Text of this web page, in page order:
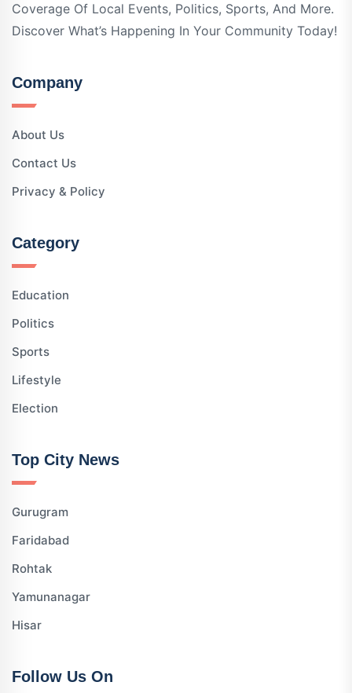
Coverage Of Local Events, Politics, Sports, And More.
Discover What’s Happening In Your Community Today!
Company
About Us
Contact Us
Privacy & Policy
Category
Education
Politics
Sports
Lifestyle
Election
Top City News
Gurugram
Faridabad
Rohtak
Yamunanagar
Hisar
Follow Us On